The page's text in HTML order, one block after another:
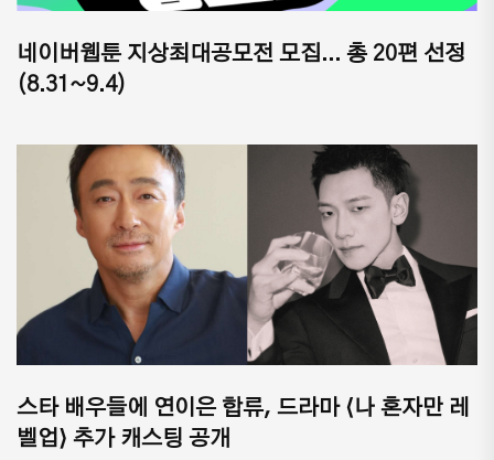
네이버웹툰 지상최대공모전 모집... 총 20편 선정
(8.31~9.4)
스타 배우들에 연이은 합류, 드라마 ⟨나 혼자만 레
벨업⟩ 추가 캐스팅 공개